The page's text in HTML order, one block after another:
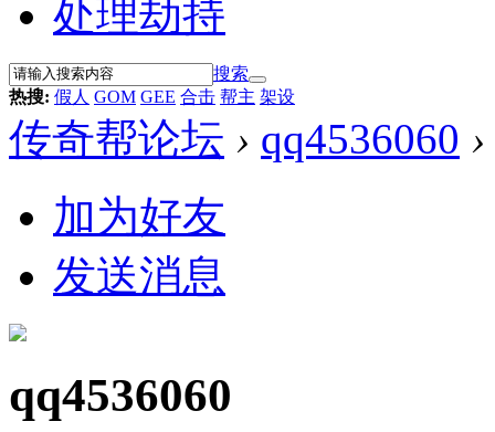
处理劫持
搜索
热搜: 假人 GOM GEE 合击 帮主 架设
传奇帮论坛 › qq4536060 ›
加为好友
发送消息
qq4536060